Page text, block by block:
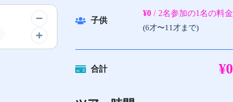
子供
¥0 / 2名参加の1名の料金
(6才〜11才まで)
合計 ¥0